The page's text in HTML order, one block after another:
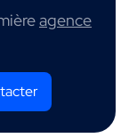
agence